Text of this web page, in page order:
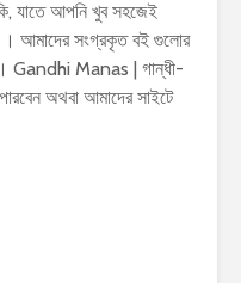
যাতে আপনি খুব সহজেই
। আমাদের সংগ্রকৃত বই গুলোর
। Gandhi Manas | গান্ধী-
অথবা আমাদের সাইটে